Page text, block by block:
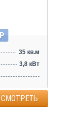
35 кв.м
3,8 кВт
СМОТРЕТЬ